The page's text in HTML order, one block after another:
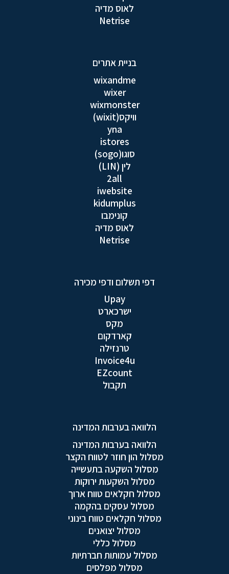
לאוס מדיה
Netrise
בניית אתרים
wixandme
wixer
wixmonster
וויקס(wixit)
yna
istores
סוגו(sogo)
לין (LIN)
2all
iwebsite
kidumplus
קונימבו
לאוס מדיה
Netrise
דפי תשלום ודפי מכירה
Upay
ישרכארט
מקס
קארדקום
טרנזילה
Invoice4u
EZcount
תקבול
הלוואה בערבות המדינה
הלוואה בערבות המדינה
מסלול הון חוזר לטווח הקצר
מסלול השקעה בתעשייה
מסלול השקעות ירוקות
מסלול חקלאים טווח ארוך
מסלול עסקים בהקמה
מסלול חקלאים טווח בינוני
מסלול יצואנים
מסלול כללי
מסלול עמותות חברתיות
מסלול מפלסים